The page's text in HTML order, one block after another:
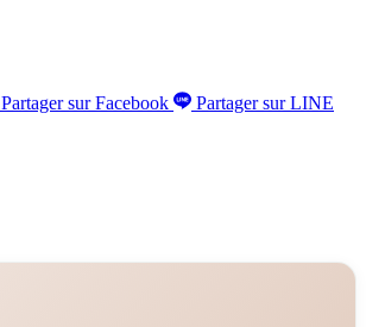
Partager sur Facebook Partager sur LINE